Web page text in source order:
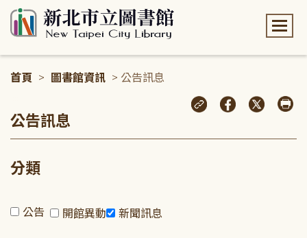
首頁 > 圖書館資訊 > 公告訊息
公告訊息
分類
公告 開館異動 新聞訊息